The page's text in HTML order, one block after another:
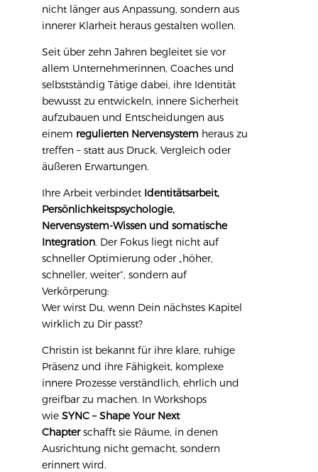
nicht länger aus Anpassung, sondern aus
innerer Klarheit heraus gestalten wollen.
Seit über zehn Jahren begleitet sie vor
allem Unternehmerinnen, Coaches und
selbstständig Tätige dabei, ihre Identität
bewusst zu entwickeln, innere Sicherheit
aufzubauen und Entscheidungen aus
einem regulierten Nervensystem heraus zu
treffen – statt aus Druck, Vergleich oder
äußeren Erwartungen.
Ihre Arbeit verbindet Identitätsarbeit,
Persönlichkeitspsychologie,
Nervensystem-Wissen und somatische
Integration. Der Fokus liegt nicht auf
schneller Optimierung oder „höher,
schneller, weiter“, sondern auf
Verkörperung:
Wer wirst Du, wenn Dein nächstes Kapitel
wirklich zu Dir passt?
Christin ist bekannt für ihre klare, ruhige
Präsenz und ihre Fähigkeit, komplexe
innere Prozesse verständlich, ehrlich und
greifbar zu machen. In Workshops
wie SYNC – Shape Your Next
Chapterschafft sie Räume, in denen
Ausrichtung nicht gemacht, sondern
erinnert wird.